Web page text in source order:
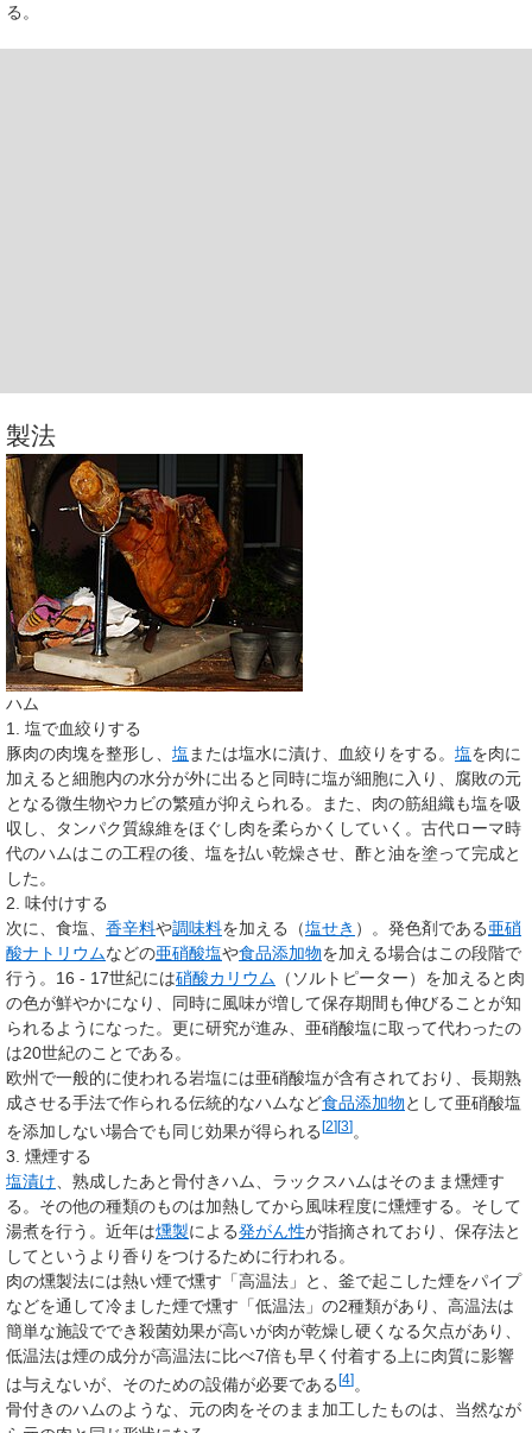
る。
製法
ハム
1. 塩で血絞りする
豚肉の肉塊を整形し、 塩または塩水に漬け、血絞りをする。 塩を肉に
加えると細胞内の水分が外に出ると同時に塩が細胞に入り、腐敗の元
となる微生物やカビの繁殖が抑えられる。また、肉の筋組織も塩を吸
収し、タンパク質線維をほぐし肉を柔らかくしていく。古代ローマ時
代のハムはこの工程の後、塩を払い乾燥させ、酢と油を塗って完成と
した。
2. 味付けする
次に、食塩、 香辛料や調味料を加える（塩せき ）。発色剤である亜硝
酸ナトリウムなどの亜硝酸塩や食品添加物を加える場合はこの段階で
行う。16 - 17世紀には硝酸カリウム （ソルトピーター）を加えると肉
の色が鮮やかになり、同時に風味が増して保存期間も伸びることが知
られるようになった。更に研究が進み、亜硝酸塩に取って代わったの
は20世紀のことである。
欧州で一般的に使われる岩塩には亜硝酸塩が含有されており、長期熟
成させる手法で作られる伝統的なハムなど食品添加物として亜硝酸塩
を添加しない場合でも同じ効果が得られる [2][3]。
3. 燻煙する
塩漬け、熟成したあと骨付きハム、ラックスハムはそのまま燻煙す
る。その他の種類のものは加熱してから風味程度に燻煙する。そして
湯煮を行う。近年は燻製による発がん性が指摘されており、保存法と
してというより香りをつけるために行われる。
肉の燻製法には熱い煙で燻す「高温法」と、釜で起こした煙をパイプ
などを通して冷ました煙で燻す「低温法」の2種類があり、高温法は
簡単な施設ででき殺菌効果が高いが肉が乾燥し硬くなる欠点があり、
低温法は煙の成分が高温法に比べ7倍も早く付着する上に肉質に影響
は与えないが、そのための設備が必要である [4]。
骨付きのハムのような、元の肉をそのまま加工したものは、当然なが